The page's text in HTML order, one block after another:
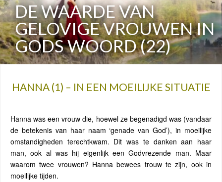
DE WAARDE VAN
GELOVIGE VROUWEN IN
GODS WOORD (22)
HANNA (1) – IN EEN MOEILIJKE SITUATIE
Hanna was een vrouw die, hoewel ze begenadigd was (vandaar
de betekenis van haar naam ‘genade van God’), in moeilijke
omstandigheden terechtkwam. Dit was te danken aan haar
man, ook al was hij eigenlijk een Godvrezende man. Maar
waarom twee vrouwen? Hanna bewees trouw te zijn, ook in
moeilijke tijden.